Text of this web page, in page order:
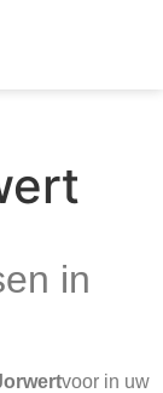
in
voor in uw